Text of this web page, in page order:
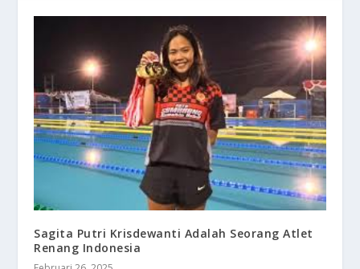
Sagita Putri Krisdewanti Adalah Seorang Atlet
Renang Indonesia